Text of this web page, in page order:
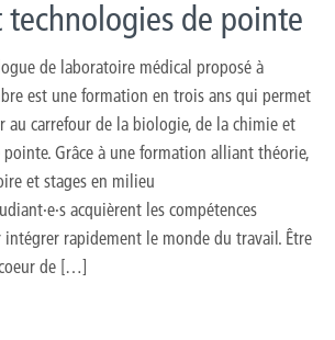
de pointe
de laboratoire médical proposé à
est une formation en trois ans qui permet
au carrefour de la biologie, de la chimie et
Grâce à une formation alliant théorie,
et stages en milieu
acquièrent les compétences
intégrer rapidement le monde du travail. Être
de […]